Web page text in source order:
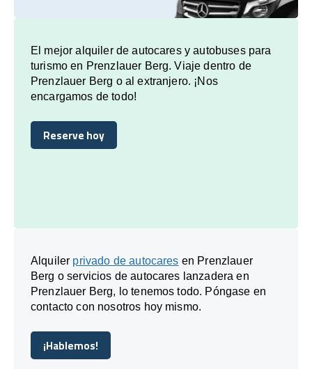
El mejor alquiler de autocares y autobuses para
turismo en Prenzlauer Berg. Viaje dentro de
Prenzlauer Berg o al extranjero. ¡Nos
encargamos de todo!
Reserve hoy
Reserve hoy
Alquiler privado de autocares en Prenzlauer
Berg o servicios de autocares lanzadera en
Prenzlauer Berg, lo tenemos todo. Póngase en
contacto con nosotros hoy mismo.
¡Hablemos!
¡Hablemos!